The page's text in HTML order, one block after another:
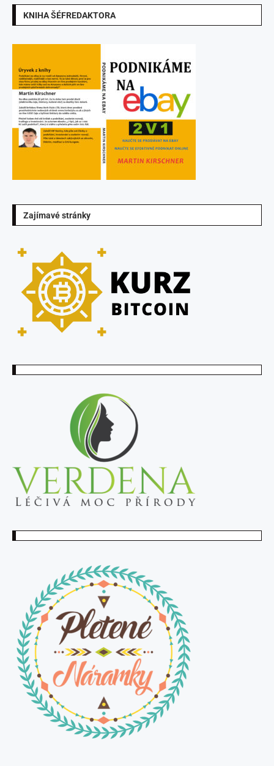
KNIHA ŠÉFREDAKTORA
Zajímavé stránky